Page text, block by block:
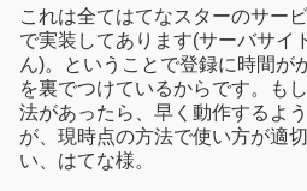
これは全てはてなスターのサー
で実装してあります(サーバサイ
ん)。ということで登録に時間
を裏でつけているからです。も
法があったら、早く動作するよ
が、現時点の方法で使い方が適
い、はてな様。